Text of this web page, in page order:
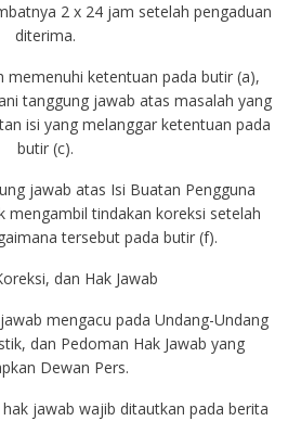
2 x 24 jam setelah pengaduan
diterima.
memenuhi ketentuan pada butir (a),
tanggung jawab atas masalah yang
isi yang melanggar ketentuan pada
butir (c).
jawab atas Isi Buatan Pengguna
mengambil tindakan koreksi setelah
tersebut pada butir (f).
dan Hak Jawab
mengacu pada Undang-Undang
dan Pedoman Hak Jawab yang
Dewan Pers.
jawab wajib ditautkan pada berita